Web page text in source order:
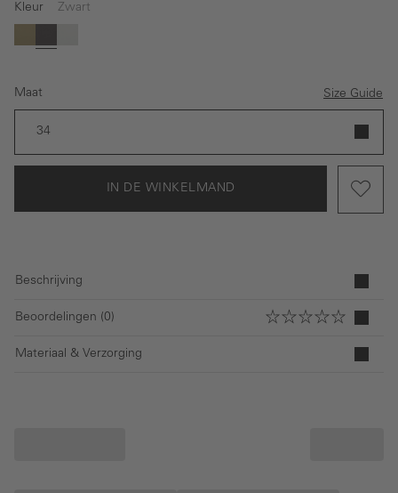
Kleur Zwart
GroenZwart
Maat Size Guide
34
IN DE WINKELMAND
Beschrijving
Beoordelingen (0)
Materiaal & Verzorging